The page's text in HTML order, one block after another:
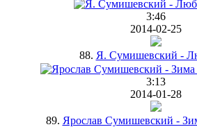
3:46
2014-02-25
88. Я. Сумишевский -
3:13
2014-01-28
89. Ярослав Сумишевский -